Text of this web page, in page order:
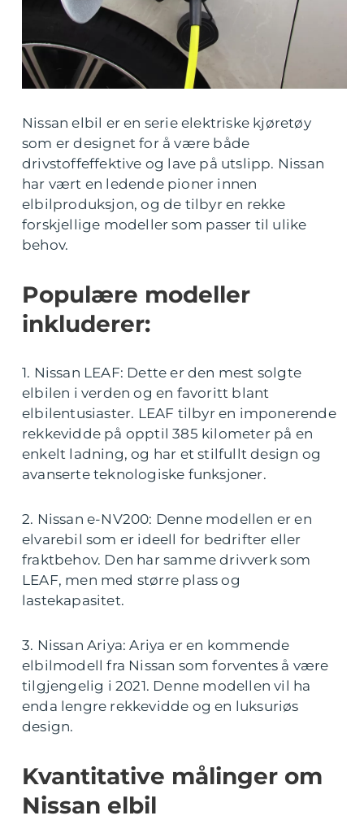
Nissan elbil er en serie elektriske kjøretøy
som er designet for å være både
drivstoffeffektive og lave på utslipp. Nissan
har vært en ledende pioner innen
elbilproduksjon, og de tilbyr en rekke
forskjellige modeller som passer til ulike
behov.
Populære modeller
inkluderer:
1. Nissan LEAF: Dette er den mest solgte
elbilen i verden og en favoritt blant
elbilentusiaster. LEAF tilbyr en imponerende
rekkevidde på opptil 385 kilometer på en
enkelt ladning, og har et stilfullt design og
avanserte teknologiske funksjoner.
2. Nissan e-NV200: Denne modellen er en
elvarebil som er ideell for bedrifter eller
fraktbehov. Den har samme drivverk som
LEAF, men med større plass og
lastekapasitet.
3. Nissan Ariya: Ariya er en kommende
elbilmodell fra Nissan som forventes å være
tilgjengelig i 2021. Denne modellen vil ha
enda lengre rekkevidde og en luksuriøs
design.
Kvantitative målinger om
Nissan elbil